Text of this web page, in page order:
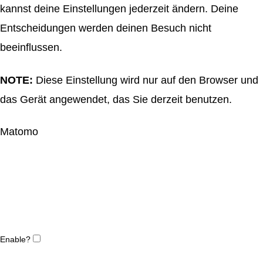
kannst deine Einstellungen jederzeit ändern. Deine
Entscheidungen werden deinen Besuch nicht
beeinflussen.
NOTE: Diese Einstellung wird nur auf den Browser und
das Gerät angewendet, das Sie derzeit benutzen.
Matomo
Enable?